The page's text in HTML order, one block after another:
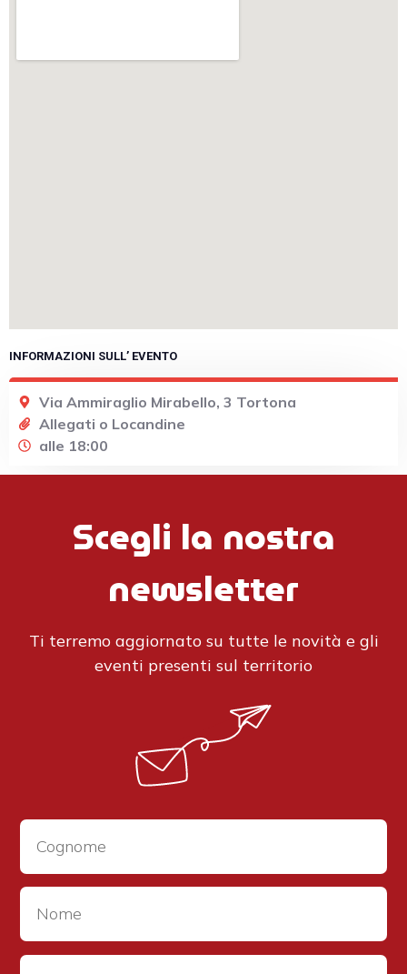
INFORMAZIONI SULL’ EVENTO
Via Ammiraglio Mirabello, 3 Tortona
Allegati o Locandine
alle 18:00
Scegli la nostra
newsletter
Ti terremo aggiornato su tutte le novità e gli
eventi presenti sul territorio